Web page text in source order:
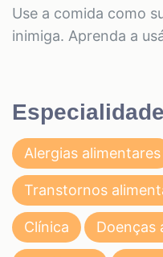
Use a comida como
inimiga. Aprenda a
Alergias alimentares
Transtornos
Clínica Doenças